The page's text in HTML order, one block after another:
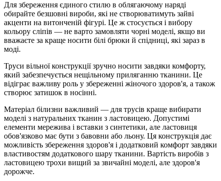
Для збереження єдиного стилю в облягаючому наряді
обирайте безшовні вироби, які не створюватимуть зайві
акценти на витонченій фігурі. Це ж стосується і вибору
кольору сліпів — не варто замовляти чорні моделі, якщо ви
вважаєте за краще носити білі брюки й спідниці, які зараз в
моді.
Труси вільної конструкції зручно носити завдяки комфорту,
який забезпечується нещільному приляганню тканини. Це
відіграє важливу роль у збереженні жіночого здоров'я, а також
створює затишок в носінні.
Матеріал білизни важливий — для трусів краще вибирати
моделі з натуральних тканин з ластовицею. Допустимі
елементи мережива і вставки з синтетики, але ластовиця
обов'язково має бути з бавовни або льону. Ця конструкція дає
можливість збереження здоров'я і додатковий комфорт завдяки
властивостям додаткового шару тканини. Вартість виробів з
ластовицею трохи вищий за звичайні моделі, але здоров'я
дорожче.